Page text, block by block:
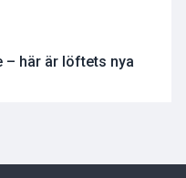
– här är löftets nya